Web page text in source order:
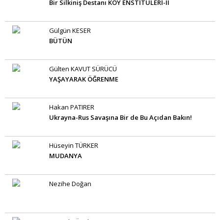
Bir Silkiniş Destanı KÖY ENSTİTÜLERİ-II
Gülgün KESER
BÜTÜN
Gülten KAVUT SÜRÜCÜ
YAŞAYARAK ÖĞRENME
Hakan PATIRER
Ukrayna-Rus Savaşına Bir de Bu Açıdan Bakın!
Hüseyin TÜRKER
MUDANYA
Nezihe Doğan